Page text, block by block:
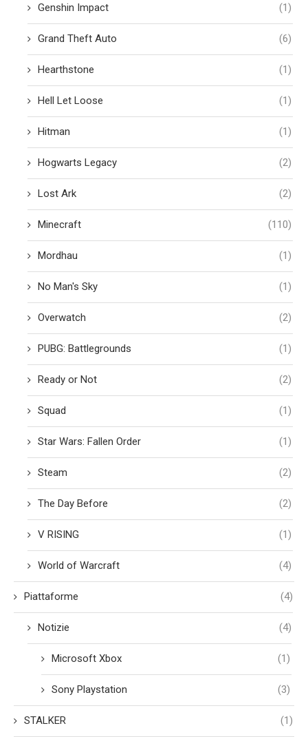
Genshin Impact (1)
Grand Theft Auto (6)
Hearthstone (1)
Hell Let Loose (1)
Hitman (1)
Hogwarts Legacy (2)
Lost Ark (2)
Minecraft (110)
Mordhau (1)
No Man's Sky (1)
Overwatch (2)
PUBG: Battlegrounds (1)
Ready or Not (2)
Squad (1)
Star Wars: Fallen Order (1)
Steam (2)
The Day Before (2)
V RISING (1)
World of Warcraft (4)
Piattaforme (4)
Notizie (4)
Microsoft Xbox (1)
Sony Playstation (3)
STALKER (1)